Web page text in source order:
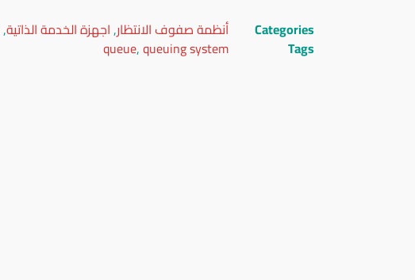
Categories
أنظمة صفوف الانتظار,اجهزة الخدمة الذاتية,
Tags
queue,queuing system